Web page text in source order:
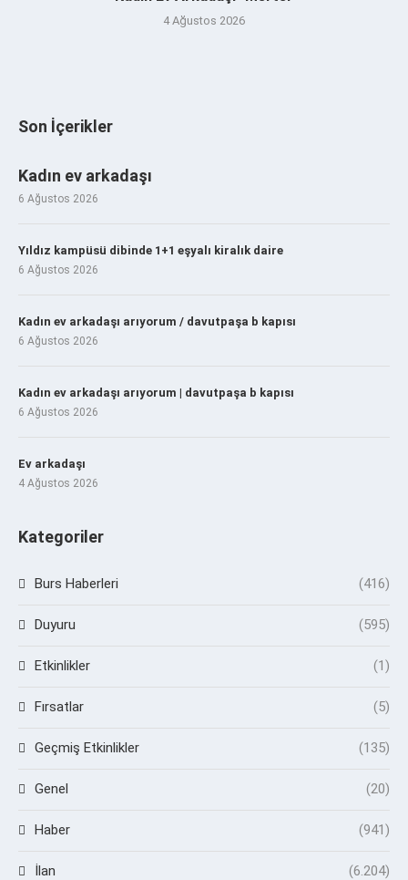
4 Ağustos 2026
Son İçerikler
Kadın ev arkadaşı
6 Ağustos 2026
Yıldız kampüsü dibinde 1+1 eşyalı kiralık daire
6 Ağustos 2026
Kadın ev arkadaşı arıyorum / davutpaşa b kapısı
6 Ağustos 2026
Kadın ev arkadaşı arıyorum | davutpaşa b kapısı
6 Ağustos 2026
Ev arkadaşı
4 Ağustos 2026
Kategoriler
Burs Haberleri (416)
Duyuru (595)
Etkinlikler (1)
Fırsatlar (5)
Geçmiş Etkinlikler (135)
Genel (20)
Haber (941)
İlan (6.204)